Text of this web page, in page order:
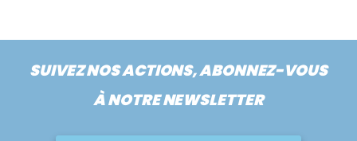
SUIVEZ NOS ACTIONS, ABONNEZ-VOUS
À NOTRE NEWSLETTER
Nom